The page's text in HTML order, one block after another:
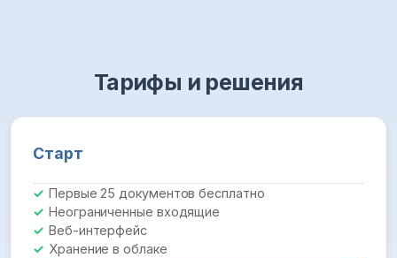
Тарифы и решения
Старт
Первые 25 документов бесплатно
Неограниченные входящие
Веб-интерфейс
Хранение в облаке